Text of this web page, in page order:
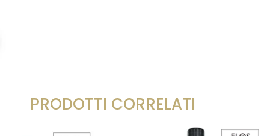
PRODOTTI CORRELATI